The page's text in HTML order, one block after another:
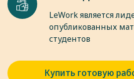
LeWork является
опубликованных
студентов
Купить готовую